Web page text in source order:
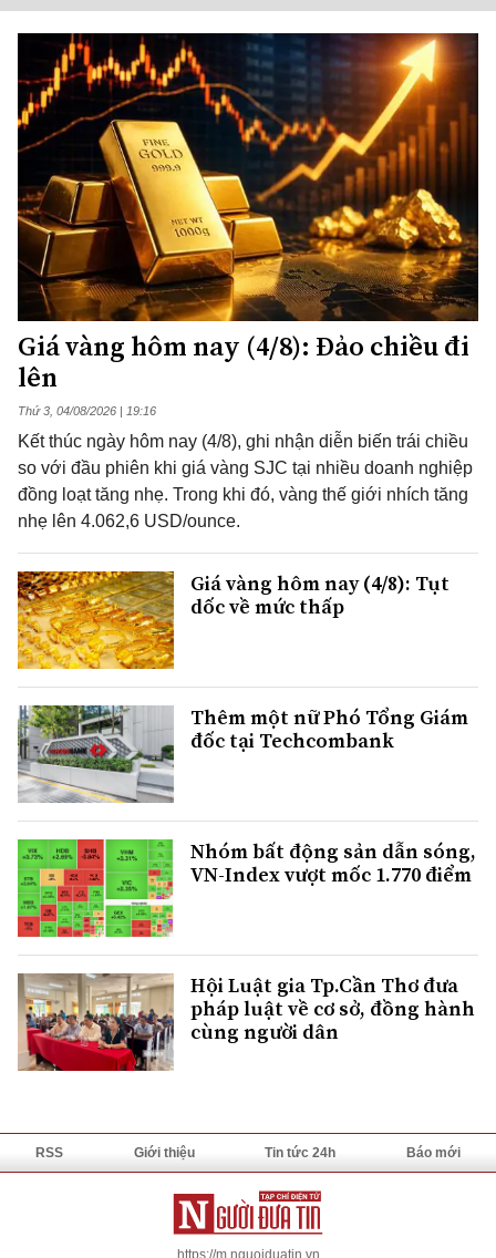
Giá vàng hôm nay (4/8): Đảo chiều đi
lên
Thứ 3, 04/08/2026 | 19:16
Kết thúc ngày hôm nay (4/8), ghi nhận diễn biến trái chiều
so với đầu phiên khi giá vàng SJC tại nhiều doanh nghiệp
đồng loạt tăng nhẹ. Trong khi đó, vàng thế giới nhích tăng
nhẹ lên 4.062,6 USD/ounce.
Giá vàng hôm nay (4/8): Tụt
dốc về mức thấp
Thêm một nữ Phó Tổng Giám
đốc tại Techcombank
Nhóm bất động sản dẫn sóng,
VN-Index vượt mốc 1.770 điểm
Hội Luật gia Tp.Cần Thơ đưa
pháp luật về cơ sở, đồng hành
cùng người dân
RSS Giới thiệu Tin tức 24h Báo mới